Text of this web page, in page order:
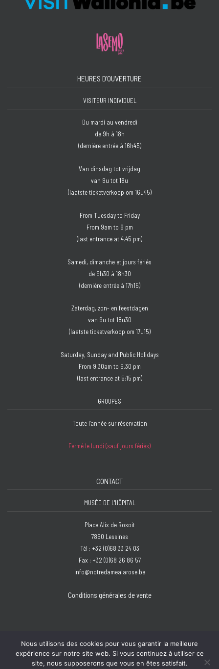
HEURES D'OUVERTURE
VISITEUR INDIVIDUEL
Du mardi au vendredi
de 9h à 18h
(dernière entrée à 16h45)
Van dinsdag tot vrijdag
van 9u tot 18u
(laatste ticketverkoop om 16u45)
From Tuesday to Friday
From 9am to 6 pm
(last entrance at 4.45 pm)
Samedi, dimanche et jours fériés
de 9h30 à 18h30
(dernière entrée à 17h15)
Zaterdag, zon- en feestdagen
van 9u tot 18u30
(laatste ticketverkoop om 17u15)
Saturday, Sunday and Public Holidays
From 9.30am to 6.30 pm
(last entrance at 5:15 pm)
GROUPES
Toute l’année sur réservation
Fermé le lundi (sauf jours fériés)
CONTACT
MUSÉE DE L'HÔPITAL
Place Alix de Rosoit
7860 Lessines
Tél : +32 (0)68 33 24 03
Fax : +32 (0)68 26 86 57
info@notredamealarose.be
Conditions générales de vente
Copyright © 2026 Hôpital Notre-Dame à la Rose - Lessines | Design :Bzzz
Nous utilisons des cookies pour vous garantir la meilleure
expérience sur notre site web. Si vous continuez à utiliser ce
site, nous supposerons que vous en êtes satisfait.